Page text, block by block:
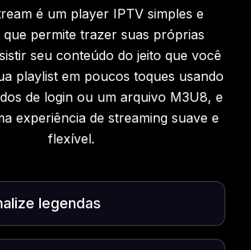
é um player IPTV simples e
que permite trazer suas próprias
seu conteúdo do jeito que você
playlist em poucos toques usando
de login ou um arquivo M3U8, e
experiência de streaming suave e
flexível.
legendas